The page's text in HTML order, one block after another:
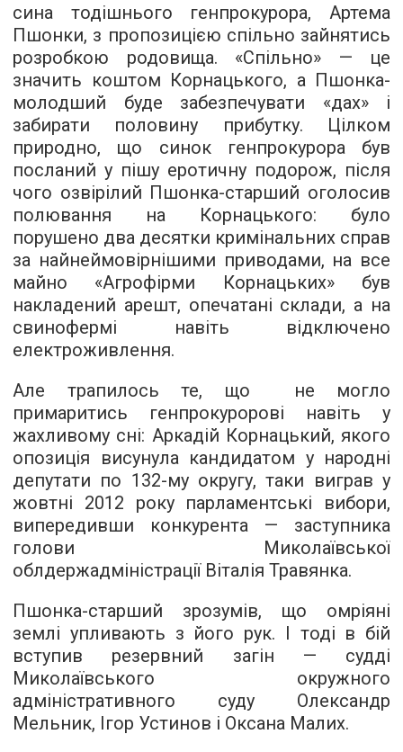
сина тодішнього генпрокурора, Артема
Пшонки, з пропозицією спільно зайнятись
розробкою родовища. «Спільно» — це
значить коштом Корнацького, а Пшонка-
молодший буде забезпечувати «дах» і
забирати половину прибутку. Цілком
природно, що синок генпрокурора був
посланий у пішу еротичну подорож, після
чого озвірілий Пшонка-старший оголосив
полювання на Корнацького: було
порушено два десятки кримінальних справ
за найнеймовірнішими приводами, на все
майно «Агрофірми Корнацьких» був
накладений арешт, опечатані склади, а на
свинофермі навіть відключено
електроживлення.
Але трапилось те, що не могло
примаритись генпрокуророві навіть у
жахливому сні: Аркадій Корнацький, якого
опозиція висунула кандидатом у народні
депутати по 132-му округу, таки виграв у
жовтні 2012 року парламентські вибори,
випередивши конкурента — заступника
голови Миколаївської
облдержадміністрації Віталія Травянка.
Пшонка-старший зрозумів, що омріяні
землі упливають з його рук. І тоді в бій
вступив резервний загін — судді
Миколаївського окружного
адміністративного суду Олександр
Мельник, Ігор Устинов і Оксана Малих.